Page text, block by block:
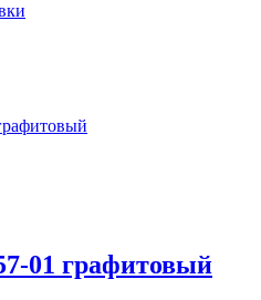
01 графитовый